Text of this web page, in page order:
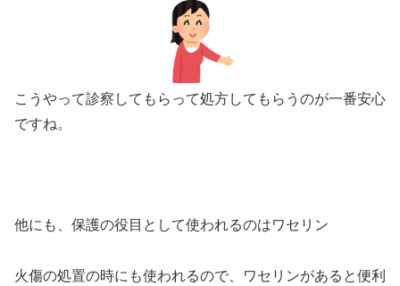
こうやって診察してもらって処方してもらうのが一番安心
ですね。
他にも、保護の役目として使われるのはワセリン
火傷の処置の時にも使われるので、ワセリンがあると便利